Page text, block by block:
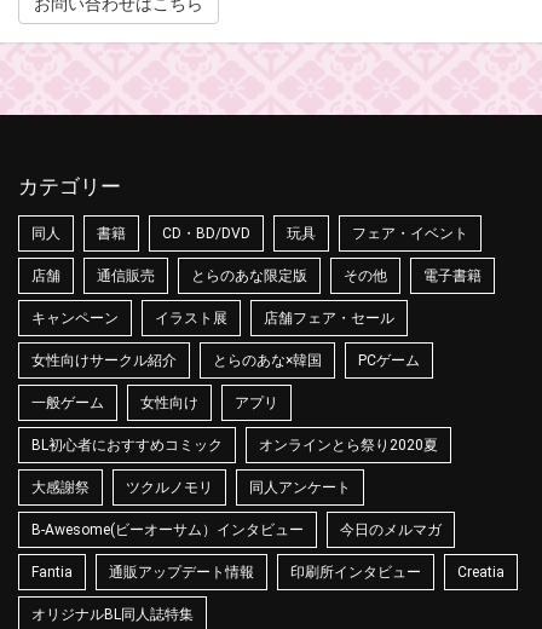
カテゴリー
同人 書籍 CD・BD/DVD 玩具 フェア・イベント
店舗 通信販売 とらのあな限定版 その他 電子書籍
キャンペーン イラスト展 店舗フェア・セール
女性向けサークル紹介 とらのあな×韓国 PCゲーム
一般ゲーム 女性向け アプリ
BL初心者におすすめコミック オンラインとら祭り2020夏
大感謝祭 ツクルノモリ 同人アンケート
B-Awesome(ビーオーサム）インタビュー 今日のメルマガ
Fantia 通販アップデート情報 印刷所インタビュー Creatia
オリジナルBL同人誌特集